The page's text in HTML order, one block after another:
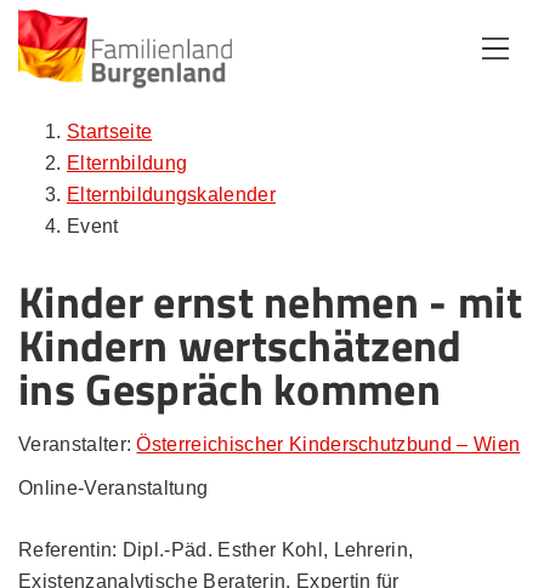
Startseite
Elternbildung
Elternbildungskalender
Event
Kinder ernst nehmen - mit
Kindern wertschätzend
ins Gespräch kommen
Veranstalter:Österreichischer Kinderschutzbund – Wien
Online-Veranstaltung
Referentin: Dipl.-Päd. Esther Kohl, Lehrerin,
Existenzanalytische Beraterin, Expertin für